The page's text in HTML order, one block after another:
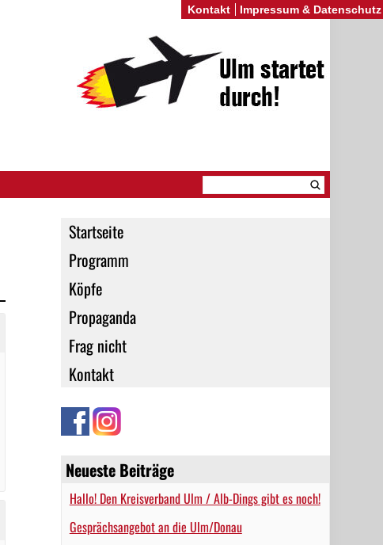
Startseite
Programm
Köpfe
Propaganda
Frag nicht
Kontakt
Neueste Beiträge
Hallo! Den Kreisverband Ulm / Alb-Dings gibt es noch!
Gesprächsangebot an die Ulm/Donau
Kontakt Impressum & Datenschutz